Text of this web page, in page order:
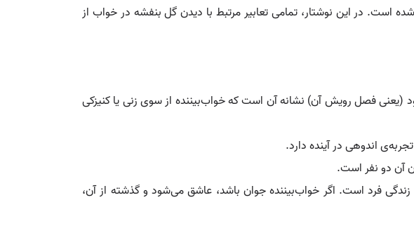
است. در این نوشتار، تمامی تعابیر مرتبط با دیدن گل بنفشه در خواب از
(یعنی فصل رویش آن) نشانه آن است که خواب‌بیننده از سوی زنی یا کنیزکی
اندوهی در آینده دارد.
آن دو نفر است.
فرد است. اگر خواب‌بیننده جوان باشد، عاشق می‌شود و گذشته از آن،